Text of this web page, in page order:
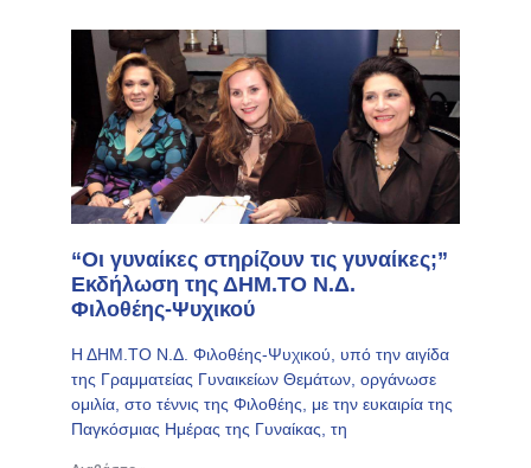
“Οι γυναίκες στηρίζουν τις γυναίκες;”
Εκδήλωση της ΔΗΜ.ΤΟ Ν.Δ.
Φιλοθέης-Ψυχικού
Η ΔΗΜ.ΤΟ Ν.Δ. Φιλοθέης-Ψυχικού, υπό την αιγίδα
της Γραμματείας Γυναικείων Θεμάτων, οργάνωσε
ομιλία, στο τέννις της Φιλοθέης, με την ευκαιρία της
Παγκόσμιας Ημέρας της Γυναίκας, τη